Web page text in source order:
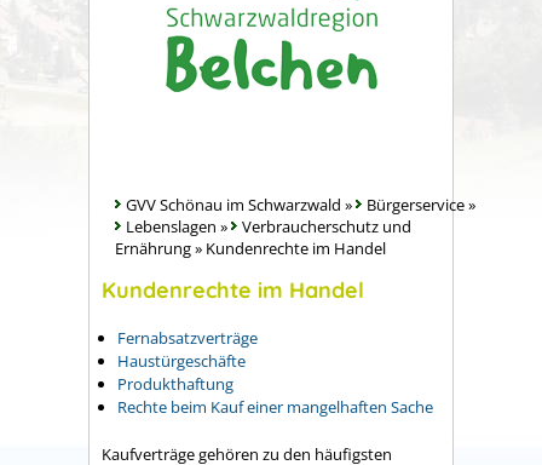
GVV Schönau im Schwarzwald » Bürgerservice»
Lebenslagen »
Verbraucherschutz und
Ernährung» Kundenrechte im Handel
Kundenrechte im Handel
Fernabsatzverträge
Haustürgeschäfte
Produkthaftung
Rechte beim Kauf einer mangelhaften Sache
Kaufverträge gehören zu den häufigsten